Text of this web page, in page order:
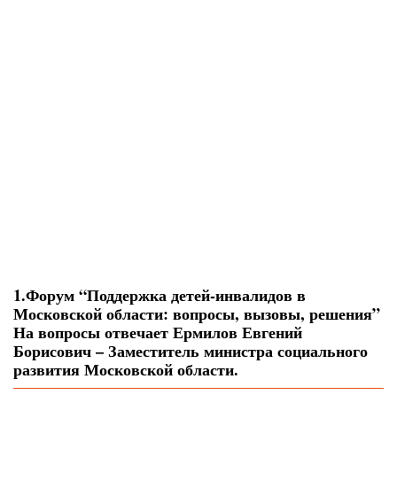
1.Форум “Поддержка детей-инвалидов в
Московской области: вопросы, вызовы, решения”
На вопросы отвечает Ермилов Евгений
Борисович – Заместитель министра социального
развития Московской области.